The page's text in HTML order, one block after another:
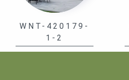
WNT-420179-
1-2